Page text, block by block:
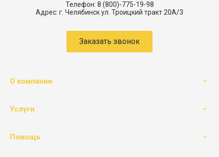
Телефон: 8 (800)-775-19-98
Адрес: г. Челябинск ул. Троицкий тракт 20А/3
Заказать звонок
О компании
Услуги
Помощь